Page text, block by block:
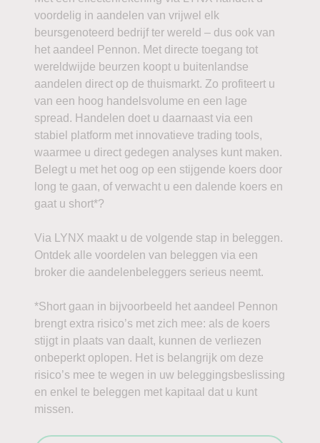
voordelig in aandelen van vrijwel elk
beursgenoteerd bedrijf ter wereld – dus ook van
het aandeel Pennon. Met directe toegang tot
wereldwijde beurzen koopt u buitenlandse
aandelen direct op de thuismarkt. Zo profiteert u
van een hoog handelsvolume en een lage
spread. Handelen doet u daarnaast via een
stabiel platform met innovatieve trading tools,
waarmee u direct gedegen analyses kunt maken.
Belegt u met het oog op een stijgende koers door
long te gaan, of verwacht u een dalende koers en
gaat u short*?
Via LYNX maakt u de volgende stap in beleggen.
Ontdek alle voordelen van beleggen via een
broker die aandelenbeleggers serieus neemt.
*Short gaan in bijvoorbeeld het aandeel Pennon
brengt extra risico’s met zich mee: als de koers
stijgt in plaats van daalt, kunnen de verliezen
onbeperkt oplopen. Het is belangrijk om deze
risico’s mee te wegen in uw beleggingsbeslissing
en enkel te beleggen met kapitaal dat u kunt
missen.